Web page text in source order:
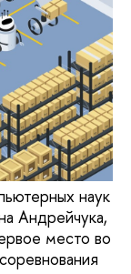
наук
Андрейчука,
место во